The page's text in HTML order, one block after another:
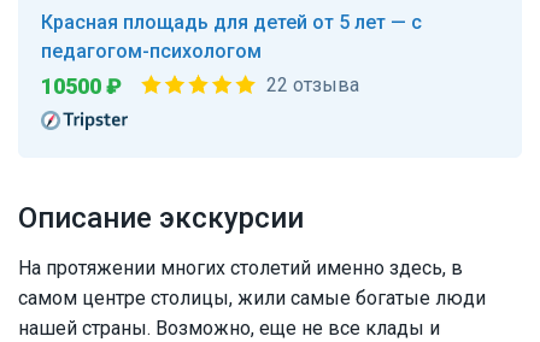
Описание экскурсии
На протяжении многих столетий именно здесь, в
самом центре столицы, жили самые богатые люди
нашей страны. Возможно, еще не все клады и
Красная площадь для детей от 5 лет — с
педагогом-психологом
10500 ₽ 22 отзыва